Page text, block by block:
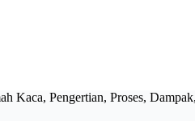
Kaca, Pengertian, Proses,